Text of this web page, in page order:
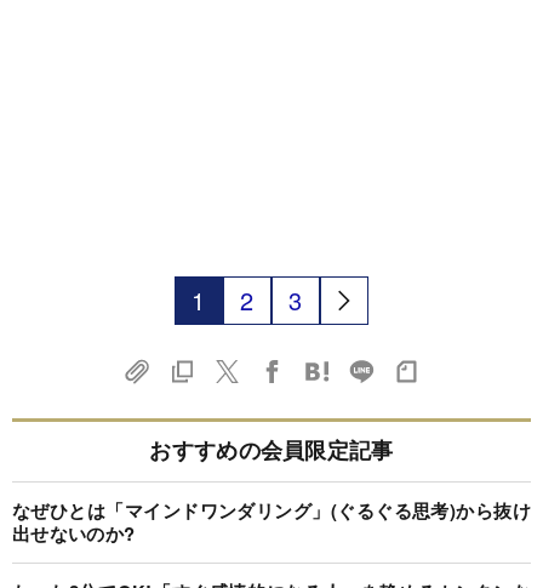
1 2 3
おすすめの会員限定記事
なぜひとは「マインドワンダリング」(ぐるぐる思考)から抜け
出せないのか?